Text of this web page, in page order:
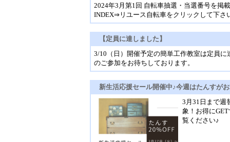
2024年3月第1回 自転車抽選・当選番号を掲
INDEX⇒リユース自転車をクリックして下さ
【定員に達しました】
3/10（日）開催予定の簡単工作教室は定員
のご参加をお待ちしております。
新生活応援セール開催中♪今週はたんすが
3月31日まで週
象！お得に
覧ください♪